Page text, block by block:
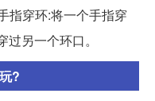
指穿环:将一个手指穿
另一个环口。
?